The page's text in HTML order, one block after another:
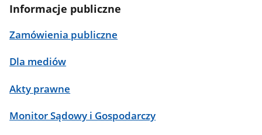
Informacje publiczne
Zamówienia publiczne
Dla mediów
Akty prawne
Monitor Sądowy i Gospodarczy